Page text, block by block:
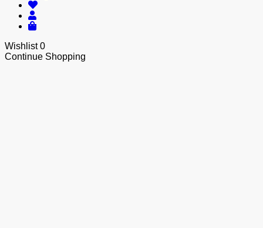
Wishlist0
Continue Shopping